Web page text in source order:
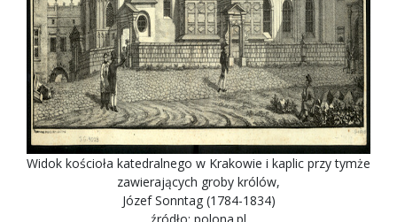
Widok kościoła katedralnego w Krakowie i kaplic przy tymże
zawierających groby królów,
Józef Sonntag (1784-1834)